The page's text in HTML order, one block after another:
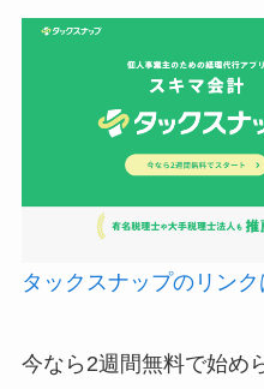
タックスナップのリン
今なら2週間無料で始め